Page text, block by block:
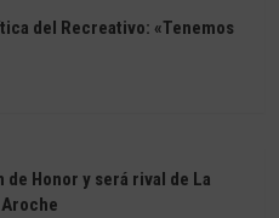
del Recreativo: «Tenemos
de Honor y será rival de La